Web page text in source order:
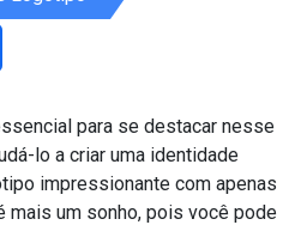
para se destacar nesse
lo a criar uma identidade
impressionante com apenas
mais um sonho, pois você pode